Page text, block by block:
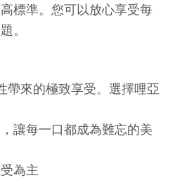
標準。您可以放心享受每
。
帶來的極致享受。選擇哩亞
讓每一口都成為難忘的美
為主